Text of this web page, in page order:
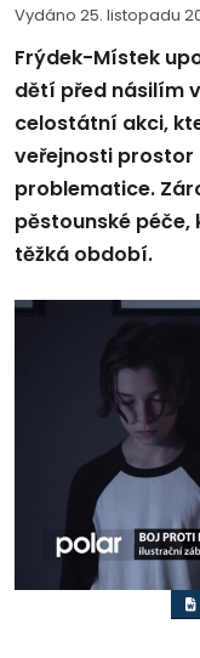
Vydáno 25. listopadu
Frýdek-Místek
dětí před násilím
celostátní akci,
veřejnosti
problematice.
pěstounské
těžká období.